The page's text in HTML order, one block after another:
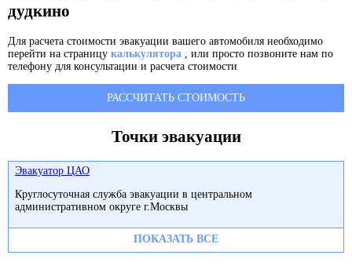
дудкино
Для расчета стоимости эвакуации вашего автомобиля необходимо
перейти на страницу калькулятора , или просто позвоните нам по
телефону для консультации и расчета стоимости
РАССЧИТАТЬ СТОИМОСТЬ
Точки эвакуации
Эвакуатор ЦАО
Круглосуточная служба эвакуации в центральном
административном округе г.Москвы
ПОКАЗАТЬ ВСЕ